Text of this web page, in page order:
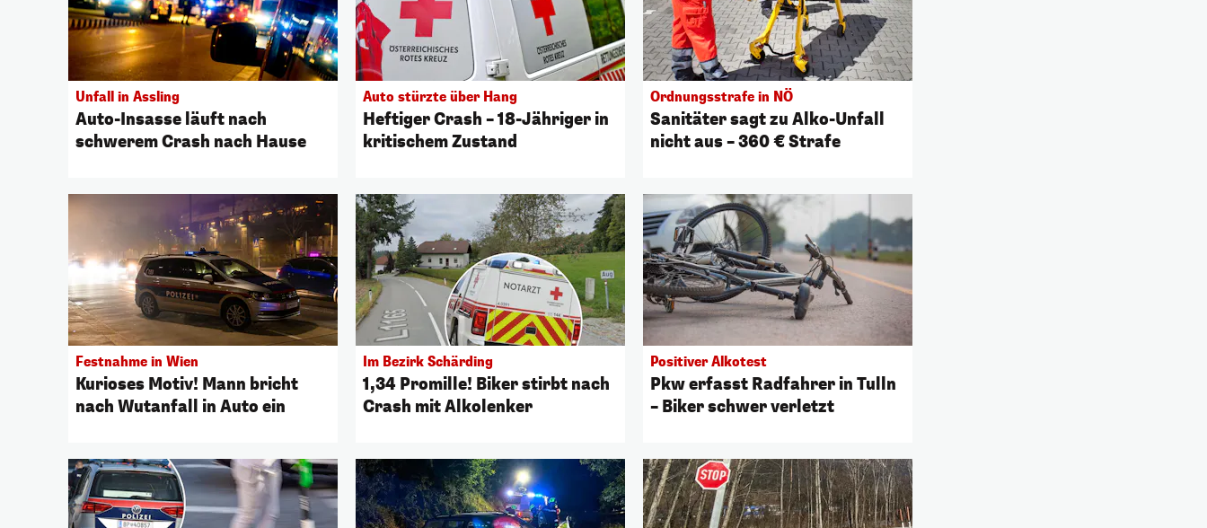
Unfall in Assling
Auto-Insasse läuft nach
schwerem Crash nach Hause
Auto stürzte über Hang
Heftiger Crash – 18-Jähriger in
kritischem Zustand
Ordnungsstrafe in NÖ
Sanitäter sagt zu Alko-Unfall
nicht aus – 360 € Strafe
Festnahme in Wien
Kurioses Motiv! Mann bricht
nach Wutanfall in Auto ein
Im Bezirk Schärding
1,34 Promille! Biker stirbt nach
Crash mit Alkolenker
Positiver Alkotest
Pkw erfasst Radfahrer in Tulln
– Biker schwer verletzt